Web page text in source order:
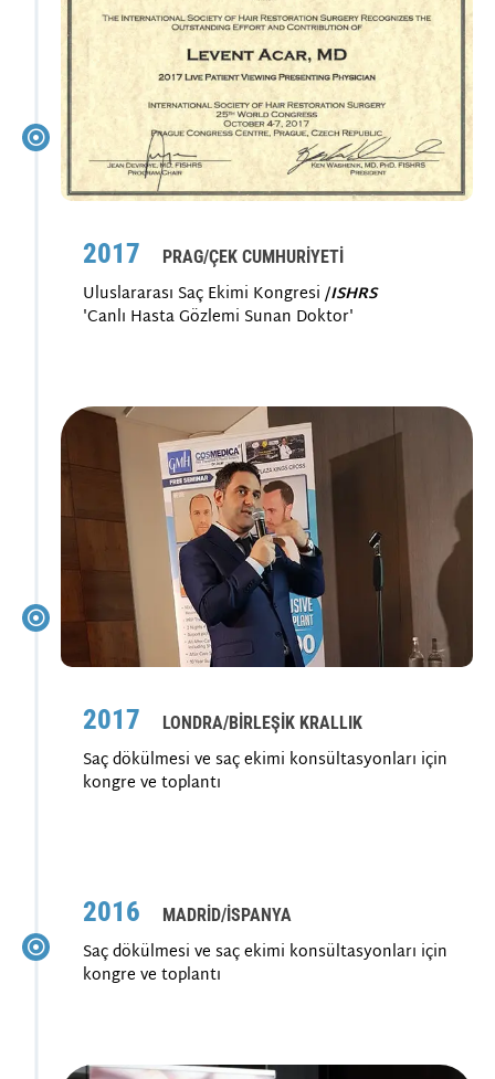
2017 PRAG/ÇEK CUMHURİYETİ
Uluslararası Saç Ekimi Kongresi /ISHRS
'Canlı Hasta Gözlemi Sunan Doktor'
2017 LONDRA/BİRLEŞİK KRALLIK
Saç dökülmesi ve saç ekimi konsültasyonları için
kongre ve toplantı
2016 MADRİD/İSPANYA
Saç dökülmesi ve saç ekimi konsültasyonları için
kongre ve toplantı